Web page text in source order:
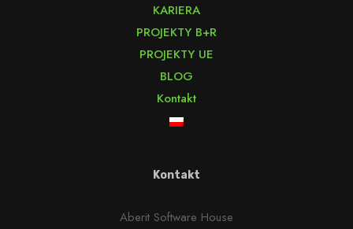
KARIERA
PROJEKTY B+R
PROJEKTY UE
BLOG
Kontakt
Kontakt
Aberit Software House